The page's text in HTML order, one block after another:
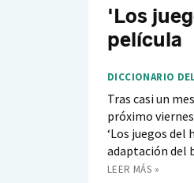
'Los
película
DICCIONARIO
Tras casi un
próximo
‘Los juegos del
adaptación del
LEER MÁS »